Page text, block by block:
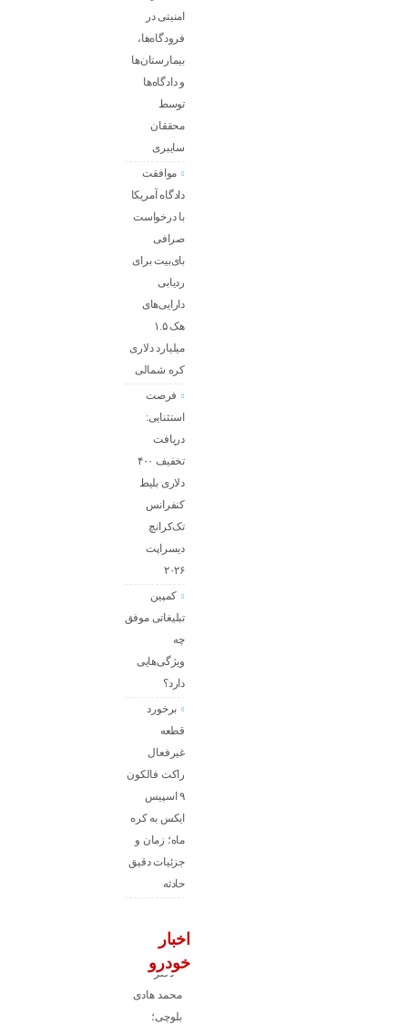
امنیتی در
فرودگاه‌ها،
بیمارستان‌ها
و دادگاه‌ها
توسط
محققان
سایبری
موافقت
دادگاه آمریکا
با درخواست
صرافی
بای‌بیت برای
ردیابی
دارایی‌های
هک ۱.۵
میلیارد دلاری
کره شمالی
فرصت
استثنایی:
دریافت
تخفیف ۴۰۰
دلاری بلیط
کنفرانس
تک‌کرانچ
دیسراپت
۲۰۲۶
کمپین
تبلیغاتی موفق
چه
ویژگی‌هایی
دارد؟
برخورد
قطعه
غیرفعال
راکت فالکون
۹ اسپیس
ایکس به کره
ماه؛ زمان و
جزئیات دقیق
حادثه
اخبار
خودرو
دکتر
محمد هادی
بلوچی؛